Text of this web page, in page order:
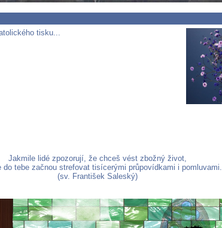
tisku...
Jakmile lidé zpozorují, že chceš vést zbožný život,
do tebe začnou strefovat tisícerými průpovídkami i pomluvami.
(sv. František Saleský)